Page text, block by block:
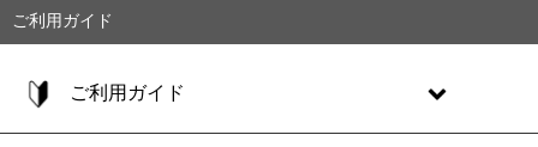
ご利用ガイド
ご利用ガイド